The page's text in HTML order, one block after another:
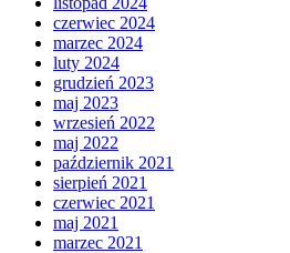
czerwiec 2024
marzec 2024
luty 2024
grudzień 2023
maj 2023
wrzesień 2022
maj 2022
październik 2021
sierpień 2021
czerwiec 2021
maj 2021
marzec 2021